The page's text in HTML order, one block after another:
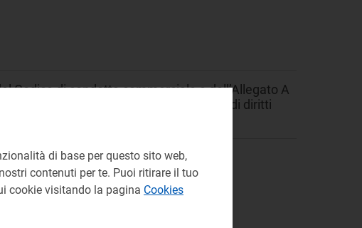
Codice di condotta commerciale e dell’Allegato A
decreto legislativo 3/2026 in materia di diritti
di base per questo sito web,
contenuti per te. Puoi ritirare il tuo
cookie visitando la pagina Cookies